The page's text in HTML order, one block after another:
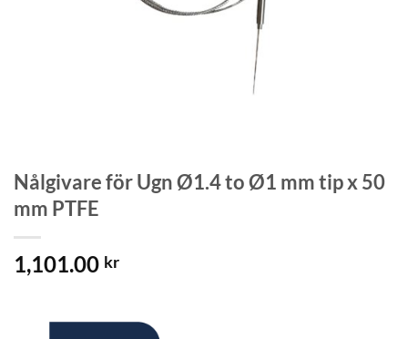
Nålgivare för Ugn Ø1.4 to Ø1 mm tip x 50
mm PTFE
1,101.00 kr